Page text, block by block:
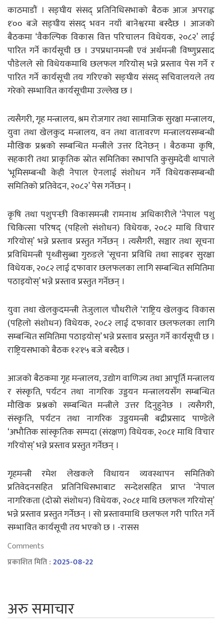
काठमाडौं । सङ्घीय संसद् प्रतिनिधिसभाको बैठक आज अपराह्न
१ः०० बजे सङ्घीय संसद् भवन नयाँ बानेश्वरमा बस्दैछ । आजको
बैठकमा ‘वैकल्पिक विकास वित्त परिचालन विधेयक, २०८२’ लाई
पारित गर्ने कार्यसूची छ । उपप्रधानमन्त्री एवं अर्थमन्त्री विष्णुप्रसाद
पौडेलले सो विधेयकमाथि छलफल गरियोस् भन्ने प्रस्ताव पेस गर्ने र
पारित गर्ने कार्यसूची तय गरिएको सङ्घीय संसद् सचिवालयले तय
गरेको सम्भावित कार्यसूचीमा उल्लेख छ ।
त्यसैगरी, गृह मन्त्रालय, श्रम रोजगार तथा सामाजिक सुरक्षा मन्त्रालय,
युवा तथा खेलकुद मन्त्रालय, वन तथा वातावरण मन्त्रालयसम्बन्धी
मौखिक प्रश्नको सम्बन्धित मन्त्रीले उत्तर दिनेछन् । बैठकमा कृषि,
सहकारी तथा प्राकृतिक स्रोत समितिका सभापति कुसुमदेवी थापाले
‘भूमिसम्बन्धी केही नेपाल ऐनलाई संशोधन गर्ने विधेयकसम्बन्धी
समितिको प्रतिवेदन, २०८२’ पेस गर्नेछन् ।
कृषि तथा पशुपन्छी विकासमन्त्री रामनाथ अधिकारीले ‘नेपाल पशु
चिकित्सा परिषद् (पहिलो संशोधन) विधेयक, २०८२ माथि विचार
गरियोस्’ भन्ने प्रस्ताव प्रस्तुत गर्नेछन् । त्यसैगरी, सञ्चार तथा सूचना
प्रविधिमन्त्री पृथ्वीसुब्बा गुरुङले ‘सूचना प्रविधि तथा साइबर सुरक्षा
विधेयक, २०८२ लाई दफावार छलफलका लागि सम्बन्धित समितिमा
पठाइयोस्’ भन्ने प्रस्ताव प्रस्तुत गर्नेछन् ।
युवा तथा खेलकुदमन्त्री तेजुलाल चौधरीले ‘राष्ट्रिय खेलकुद विकास
(पहिलो संशोधन) विधेयक, २०८२ लाई दफावार छलफलका लागि
सम्बन्धित समितिमा पठाइयोस्’ भन्ने प्रस्ताव प्रस्तुत गर्ने कार्यसूची छ ।
राष्ट्रियसभाको बैठक १२ः१५ बजे बस्दैछ ।
आजको बैठकमा गृह मन्त्रालय, उद्योग वाणिज्य तथा आपूर्ति मन्त्रालय
र संस्कृति, पर्यटन तथा नागरिक उड्डयन मन्त्रालयसँग सम्बन्धित
मौखिक प्रश्नको सम्बन्धित मन्त्रीले उत्तर दिनुहुनेछ । त्यसैगरी,
संस्कृति, पर्यटन तथा नागरिक उड्डयमन्त्री बद्रीप्रसाद पाण्डेले
‘अभौतिक सांस्कृतिक सम्पदा (संरक्षण) विधेयक, २०८१ माथि विचार
गरियोस्’ भन्ने प्रस्ताव प्रस्तुत गर्नेछन् ।
गृहमन्त्री रमेश लेखकले विधायन व्यवस्थापन समितिको
प्रतिवेदनसहित प्रतिनिधिसभाबाट सन्देशसहित प्राप्त ‘नेपाल
नागरिकता (दोस्रो संशोधन) विधेयक, २०८१ माथि छलफल गरियोस्’
भन्ने प्रस्ताव प्रस्तुत गर्नेछन् । सो प्रस्तावमाथि छलफल गरी पारित गर्ने
सम्भावित कार्यसूची तय भएको छ । -रासस
Comments
प्रकाशित मिति :2025-08-22
अरु समाचार